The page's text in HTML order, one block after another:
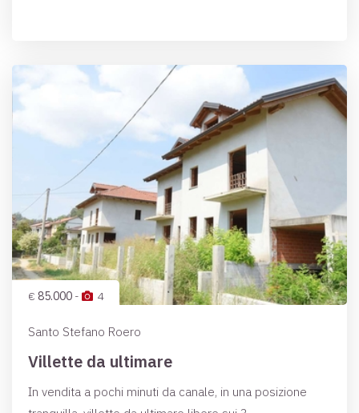
€ 85.000 - 4
Santo Stefano Roero
Villette da ultimare
In vendita a pochi minuti da canale, in una posizione